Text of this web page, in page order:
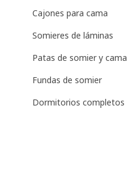
Cajones para cama
Somieres de láminas
Patas de somier y cama
Fundas de somier
Dormitorios completos